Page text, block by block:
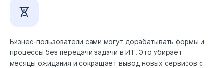
Бизнес-пользователи сами могут дорабатывать формы и
процессы без передачи задачи в ИТ. Это убирает
месяцы ожидания и сокращает вывод новых сервисов с